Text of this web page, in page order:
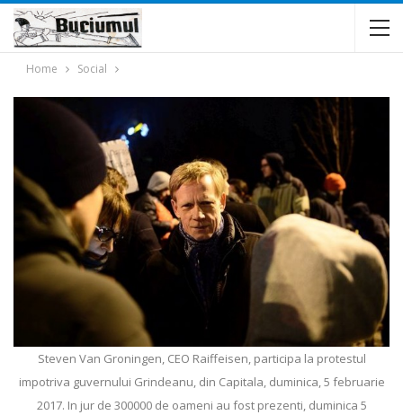
Home Social
Steven Van Groningen, CEO Raiffeisen, participa la protestul
impotriva guvernului Grindeanu, din Capitala, duminica, 5 februarie
2017. In jur de 300000 de oameni au fost prezenti, duminica 5